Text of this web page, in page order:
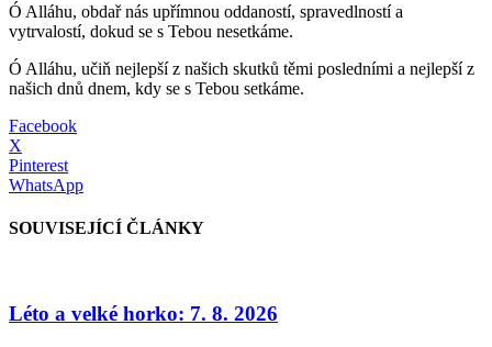
Ó Alláhu, obdař nás upřímnou oddaností, spravedlností a
vytrvalostí, dokud se s Tebou nesetkáme.
Ó Alláhu, učiň nejlepší z našich skutků těmi posledními a nejlepší z
našich dnů dnem, kdy se s Tebou setkáme.
Facebook
X
Pinterest
WhatsApp
SOUVISEJÍCÍ ČLÁNKY
Léto a velké horko: 7. 8. 2026